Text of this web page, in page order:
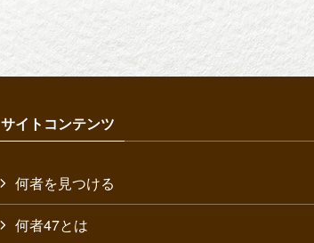
サイトコンテンツ
何者を見つける
何者47とは